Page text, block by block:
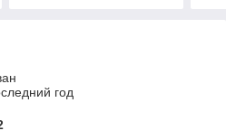
год